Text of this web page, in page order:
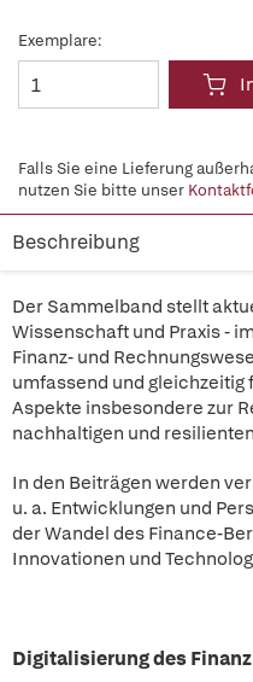
Exemplare:
Falls Sie eine Lieferung
nutzen Sie bitte unser
Beschreibung
Der Sammelband stellt
Wissenschaft und Praxis -
Finanz- und
umfassend und gleichzeitig
Aspekte insbesondere zur
nachhaltigen und
In den Beiträgen werden
u. a. Entwicklungen und
der Wandel des Finance-
Innovationen und
Digitalisierung des